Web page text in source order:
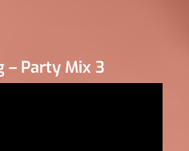
– Party Mix 3